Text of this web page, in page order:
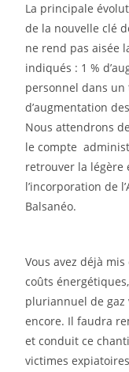
La principale
de la nouvelle clé
ne rend pas aisée
indiqués : 1 %
personnel dans un
d’augmentation
Nous attendrons
le compte
retrouver la légère
l’incorporation de
Balsanéo.
Vous avez déjà
coûts
pluriannuel de gaz
encore. Il faudra
et conduit ce
victimes